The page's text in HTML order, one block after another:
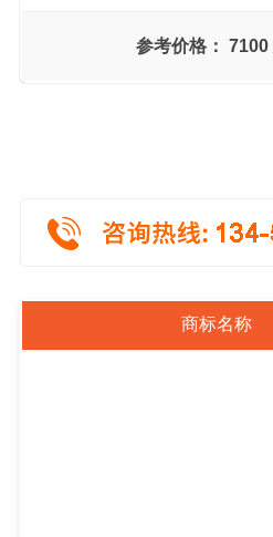
参考价格： 7100
商标名称